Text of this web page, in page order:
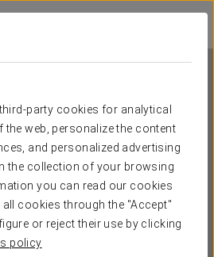
party cookies for analytical
web, personalize the content
and personalized advertising
the collection of your browsing
you can read our cookies
cookies through the "Accept"
or reject their use by clicking
policy
ДЕ-ЛА-ФРОНТЕРА